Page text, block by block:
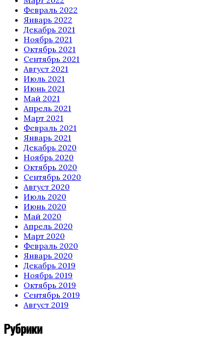
Февраль 2022
Январь 2022
Декабрь 2021
Ноябрь 2021
Октябрь 2021
Сентябрь 2021
Август 2021
Июль 2021
Июнь 2021
Май 2021
Апрель 2021
Март 2021
Февраль 2021
Январь 2021
Декабрь 2020
Ноябрь 2020
Октябрь 2020
Сентябрь 2020
Август 2020
Июль 2020
Июнь 2020
Май 2020
Апрель 2020
Март 2020
Февраль 2020
Январь 2020
Декабрь 2019
Ноябрь 2019
Октябрь 2019
Сентябрь 2019
Август 2019
Рубрики